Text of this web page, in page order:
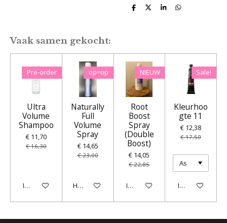
D
D
S
D
Vaak samen gekocht:
Pre-order
Ultra
Volume
Shampoo
€ 11,70
€ 16,30
In winkelwagen
op=op
Naturally
Full
Volume
Spray
€ 14,65
€ 23,00
Houd mij op de hoogte
NIEUW
Root
Boost
Spray
(Double
Boost)
€ 14,05
€ 22,85
In winkelwagen
Sale!
Kleurhoo
gte 11
€ 12,38
€ 17,50
In winkelwagen